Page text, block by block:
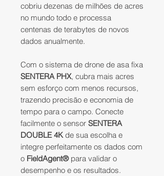
cobriu dezenas de milhões de acres
no mundo todo e processa
centenas de terabytes de novos
dados anualmente.
Com o sistema de drone de asa fixa
SENTERA PHX, cubra mais acres
sem esforço com menos recursos,
trazendo precisão e economia de
tempo para o campo. Conecte
facilmente o sensor SENTERA
DOUBLE 4Kde sua escolha e
integre perfeitamente os dados com
o FieldAgent® para validar o
desempenho e os resultados.